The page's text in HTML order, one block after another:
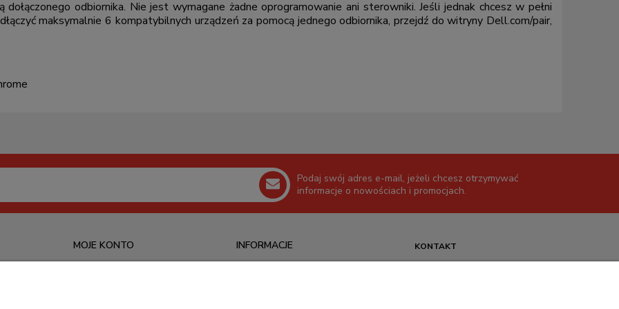
odbiornika. Nie jest wymagane żadne oprogramowanie ani sterowniki. Jeśli jednak chcesz w pełni
maksymalnie 6 kompatybilnych urządzeń za pomocą jednego odbiornika, przejdź do witryny Dell.com/pair,
Podaj swój adres e-mail, jeżeli chcesz otrzymywać
informacje o nowościach i promocjach.
KONTAKT
MOJE KONTO INFORMACJE